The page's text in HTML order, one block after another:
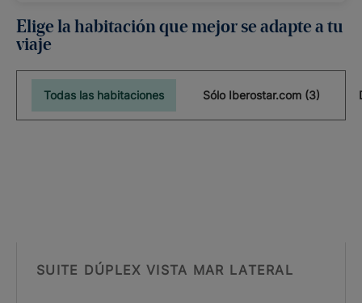
Elige la habitación que mejor se adapte a tu
viaje
Todas las habitaciones Sólo Iberostar.com (3)
SUITE DÚPLEX VISTA MAR LATERAL